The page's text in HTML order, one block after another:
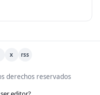
x rss
derechos reservados